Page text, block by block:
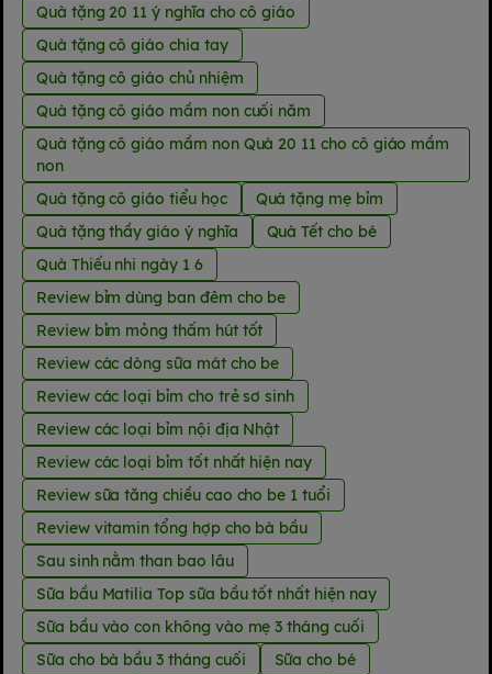
Quà tặng 20 11 ý nghĩa cho cô giáo
Quà tặng cô giáo chia tay
Quà tặng cô giáo chủ nhiệm
Quà tặng cô giáo mầm non cuối năm
Quà tặng cô giáo mầm non Quà 20 11 cho cô giáo mầm
non
Quà tặng cô giáo tiểu học
Quà tặng mẹ bỉm
Quà tặng thầy giáo ý nghĩa
Quà Tết cho bé
Quà Thiếu nhi ngày 1 6
Review bỉm dùng ban đêm cho be
Review bỉm mỏng thấm hút tốt
Review các dòng sữa mát cho be
Review các loại bỉm cho trẻ sơ sinh
Review các loại bỉm nội địa Nhật
Review các loại bỉm tốt nhất hiện nay
Review sữa tăng chiều cao cho be 1 tuổi
Review vitamin tổng hợp cho bà bầu
Sau sinh nằm than bao lâu
Sữa bầu Matilia Top sữa bầu tốt nhất hiện nay
Sữa bầu vào con không vào mẹ 3 tháng cuối
Sữa cho bà bầu 3 tháng cuối
Sữa cho bé